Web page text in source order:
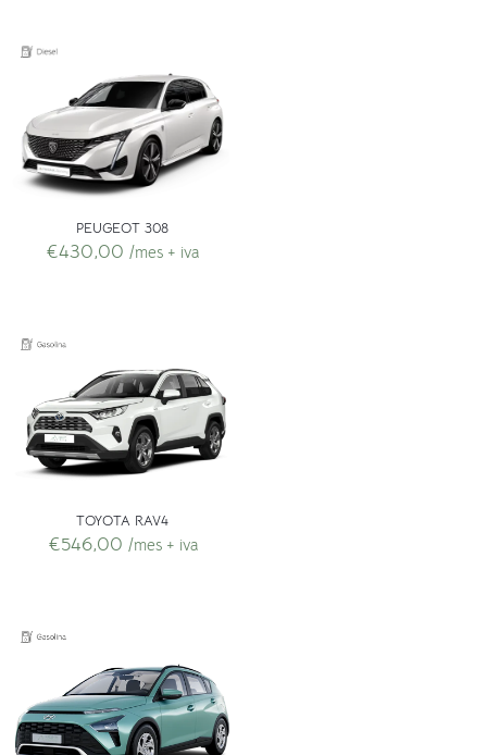
PEUGEOT 308
€430,00 /mes + iva
TOYOTA RAV4
€546,00 /mes + iva